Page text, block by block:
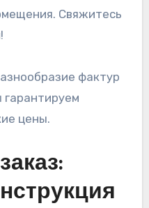
Свяжитесь
фактур
гарантируем
цены.